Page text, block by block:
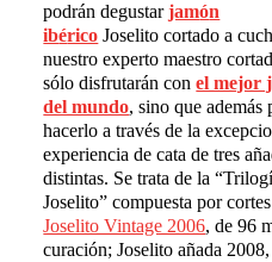
podrán degustarjamón
ibérico Joselito cortado a
nuestro experto maestro
sólo disfrutarán conel mejor
del mundo, sino que además
hacerlo a través de la
experiencia de cata de tres
distintas. Se trata de la
Joselito” compuesta por
Joselito Vintage 2006, de 96
curación; Joselito añada